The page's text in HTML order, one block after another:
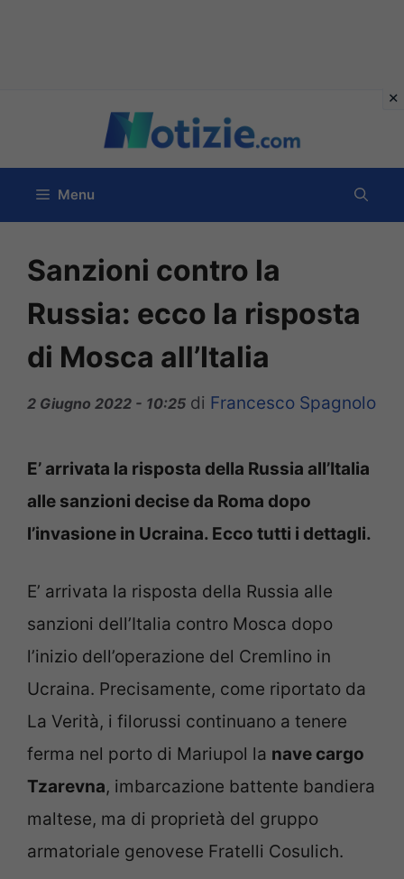
contenuto
Menu
Sanzioni contro la
Russia: ecco la risposta
di Mosca all’Italia
2 Giugno 2022 - 10:25 di Francesco Spagnolo
E’ arrivata la risposta della Russia all’Italia
alle sanzioni decise da Roma dopo
l’invasione in Ucraina. Ecco tutti i dettagli.
E’ arrivata la risposta della Russia alle
sanzioni dell’Italia contro Mosca dopo
l’inizio dell’operazione del Cremlino in
Ucraina. Precisamente, come riportato da
La Verità, i filorussi continuano a tenere
ferma nel porto di Mariupol la nave cargo
Tzarevna, imbarcazione battente bandiera
maltese, ma di proprietà del gruppo
armatoriale genovese Fratelli Cosulich.